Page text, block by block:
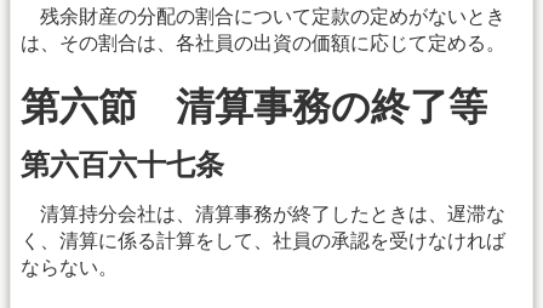
残余財産の分配の割合について定款の定めがないとき
は、その割合は、各社員の出資の価額に応じて定める。
第六節 清算事務の終了等
第六百六十七条
清算持分会社は、清算事務が終了したときは、遅滞な
く、清算に係る計算をして、社員の承認を受けなければ
ならない。